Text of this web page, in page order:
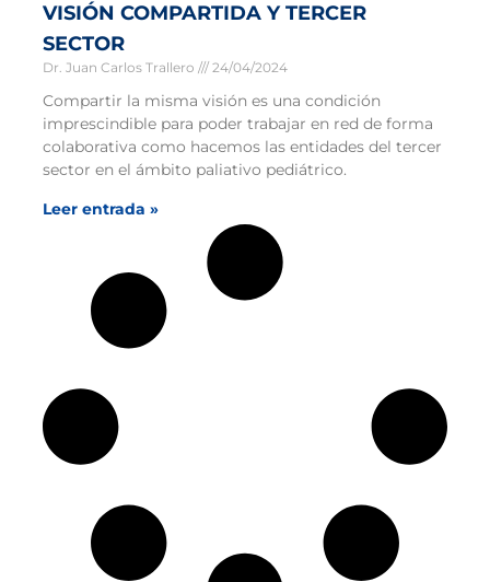
VISIÓN COMPARTIDA Y TERCER
SECTOR
Dr. Juan Carlos Trallero 24/04/2024
Compartir la misma visión es una condición
imprescindible para poder trabajar en red de forma
colaborativa como hacemos las entidades del tercer
sector en el ámbito paliativo pediátrico.
Leer entrada »